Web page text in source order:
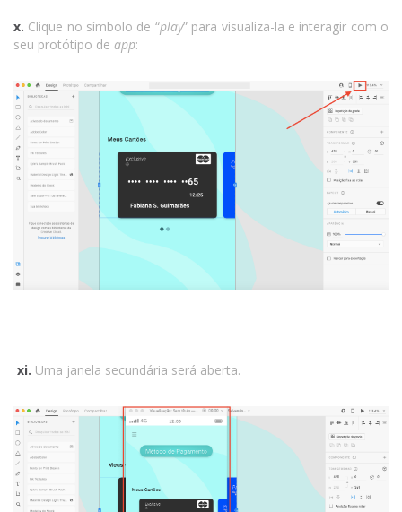
x. Clique no símbolo de “play” para visualiza-la e interagir com o
seu protótipo de app:
xi. Uma janela secundária será aberta.